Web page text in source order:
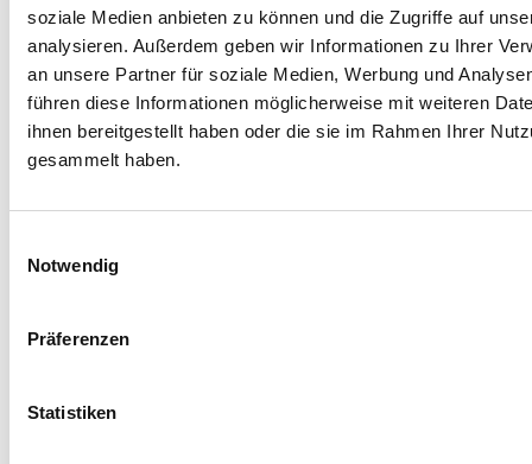
soziale Medien anbieten zu können und die Zugriffe auf
analysieren. Außerdem geben wir Informationen zu Ihrer
an unsere Partner für soziale Medien, Werbung und
führen diese Informationen möglicherweise mit weiteren
ihnen bereitgestellt haben oder die sie im Rahmen Ihrer
gesammelt haben.
Notwendig
Präferenzen
Statistiken
Betriebssystemen(85)
Barrierefreiheit bei Android(48)
Barrierefreiheit bei Apple / IOS
und MacOS(38)
Barrierefreiheit bei Linux / Ubuntu
6 Assistive bzw. unterstützende
Behinderungen
Allgemein